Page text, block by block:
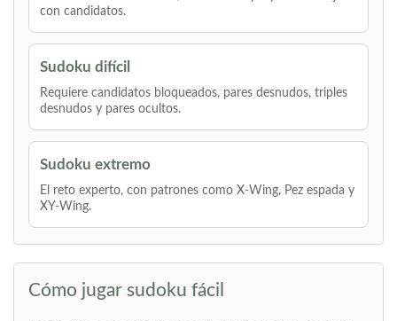
con candidatos.
Sudoku difícil
Requiere candidatos bloqueados, pares desnudos, triples
desnudos y pares ocultos.
Sudoku extremo
El reto experto, con patrones como X-Wing, Pez espada y
XY-Wing.
Cómo jugar sudoku fácil